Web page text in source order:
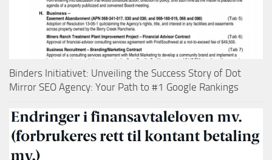
Binders Initiativet: Unveiling the Success Story of Dot
Mirror SEO Agency: Your Path to #1 Google Rankings